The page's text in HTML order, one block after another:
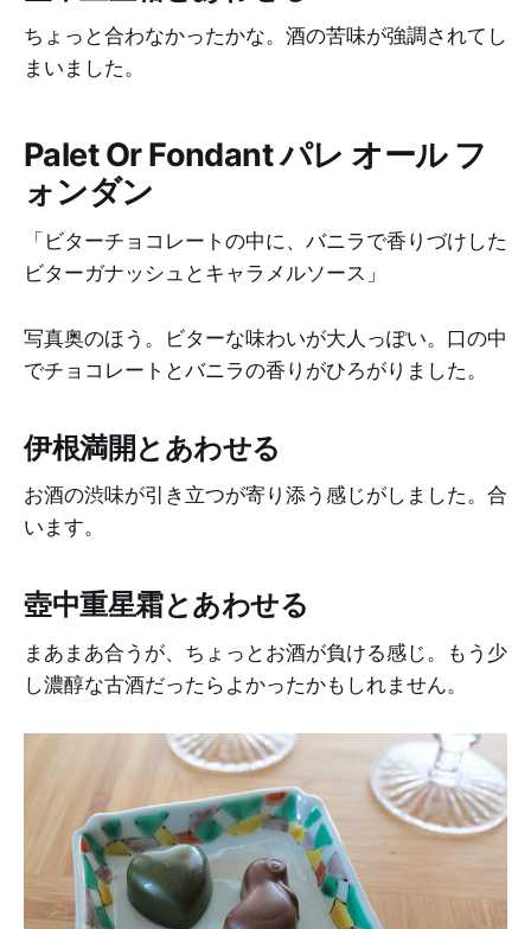
ちょっと合わなかったかな。酒の苦味が強調されてし
まいました。
Palet Or Fondant パレ オール フ
ォンダン
「ビターチョコレートの中に、バニラで香りづけした
ビターガナッシュとキャラメルソース」
写真奥のほう。ビターな味わいが大人っぽい。口の中
でチョコレートとバニラの香りがひろがりました。
伊根満開とあわせる
お酒の渋味が引き立つが寄り添う感じがしました。合
います。
壺中重星霜とあわせる
まあまあ合うが、ちょっとお酒が負ける感じ。もう少
し濃醇な古酒だったらよかったかもしれません。